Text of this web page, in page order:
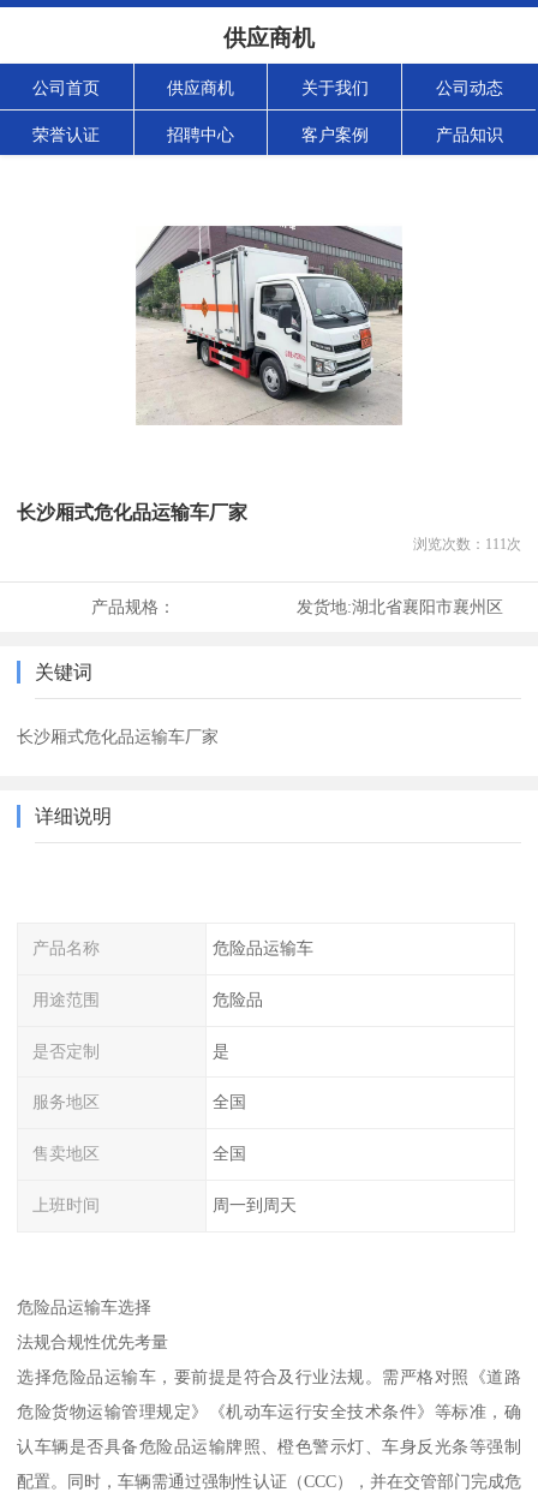
供应商机
公司首页 供应商机 关于我们 公司动态
荣誉认证 招聘中心 客户案例 产品知识
长沙厢式危化品运输车厂家
浏览次数： 111次
产品规格： 发货地:湖北省襄阳市襄州区
关键词
长沙厢式危化品运输车厂家
详细说明
产品名称 危险品运输车
用途范围 危险品
是否定制 是
服务地区 全国
售卖地区 全国
上班时间 周一到周天
危险品运输车选择
​法规合规性优先考量​
选择危险品运输车，要前提是符合及行业法规。需严格对照《道路
危险货物运输管理规定》《机动车运行安全技术条件》等标准，确
认车辆是否具备危险品运输牌照、橙色警示灯、车身反光条等强制
配置。同时，车辆需通过强制性认证（CCC），并在交管部门完成危